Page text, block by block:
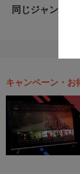
同じジャンルの
キャンペーン・お